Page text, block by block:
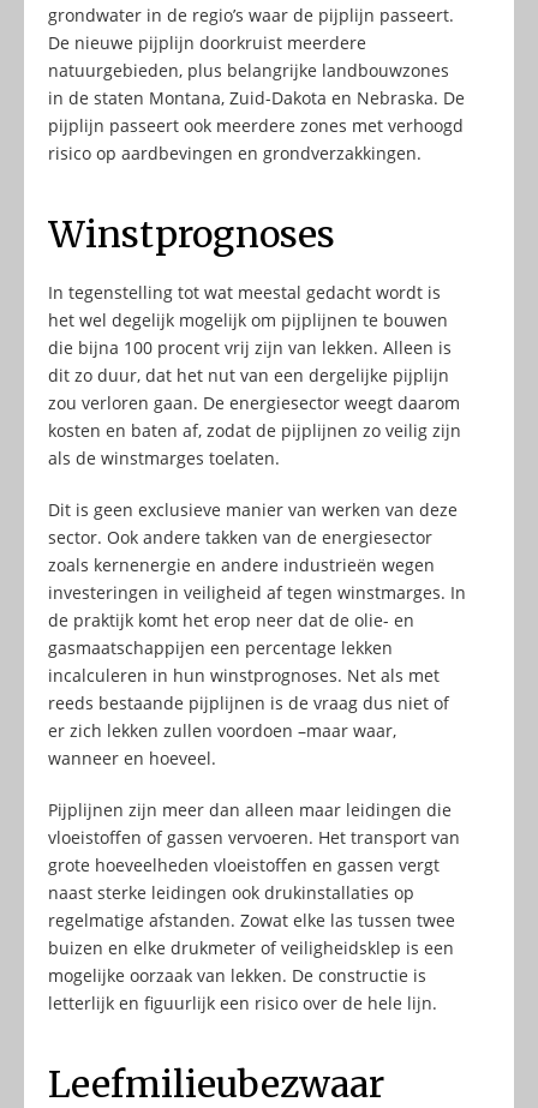
grondwater in de regio’s waar de pijplijn passeert.
De nieuwe pijplijn doorkruist meerdere
natuurgebieden, plus belangrijke landbouwzones
in de staten Montana, Zuid-Dakota en Nebraska. De
pijplijn passeert ook meerdere zones met verhoogd
risico op aardbevingen en grondverzakkingen.
Winstprognoses
In tegenstelling tot wat meestal gedacht wordt is
het wel degelijk mogelijk om pijplijnen te bouwen
die bijna 100 procent vrij zijn van lekken. Alleen is
dit zo duur, dat het nut van een dergelijke pijplijn
zou verloren gaan. De energiesector weegt daarom
kosten en baten af, zodat de pijplijnen zo veilig zijn
als de winstmarges toelaten.
Dit is geen exclusieve manier van werken van deze
sector. Ook andere takken van de energiesector
zoals kernenergie en andere industrieën wegen
investeringen in veiligheid af tegen winstmarges. In
de praktijk komt het erop neer dat de olie- en
gasmaatschappijen een percentage lekken
incalculeren in hun winstprognoses. Net als met
reeds bestaande pijplijnen is de vraag dus niet of
er zich lekken zullen voordoen –maar waar,
wanneer en hoeveel.
Pijplijnen zijn meer dan alleen maar leidingen die
vloeistoffen of gassen vervoeren. Het transport van
grote hoeveelheden vloeistoffen en gassen vergt
naast sterke leidingen ook drukinstallaties op
regelmatige afstanden. Zowat elke las tussen twee
buizen en elke drukmeter of veiligheidsklep is een
mogelijke oorzaak van lekken. De constructie is
letterlijk en figuurlijk een risico over de hele lijn.
Leefmilieubezwaar